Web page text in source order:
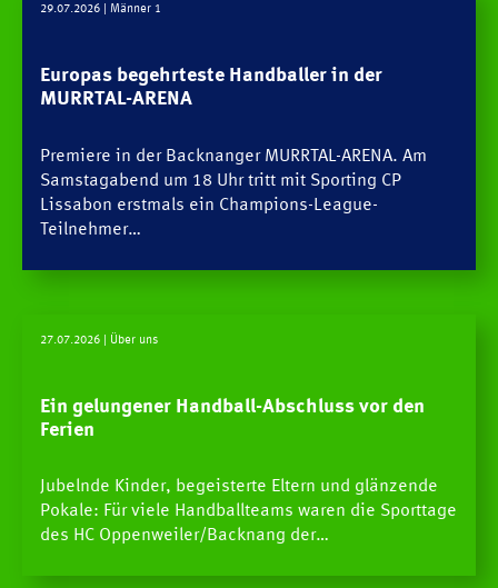
29.07.2026 | Männer 1
Europas begehrteste Handballer in der
MURRTAL-ARENA
Premiere in der Backnanger MURRTAL-ARENA. Am
Samstagabend um 18 Uhr tritt mit Sporting CP
Lissabon erstmals ein Champions-League-
Teilnehmer…
27.07.2026 | Über uns
Ein gelungener Handball-Abschluss vor den
Ferien
Jubelnde Kinder, begeisterte Eltern und glänzende
Pokale: Für viele Handballteams waren die Sporttage
des HC Oppenweiler/Backnang der…